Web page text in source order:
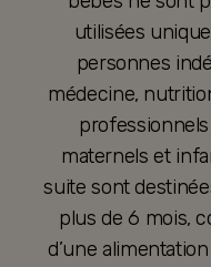
utilisées
personnes
médecine,
maternels et
suite sont
plus de 6 mois,
d’une